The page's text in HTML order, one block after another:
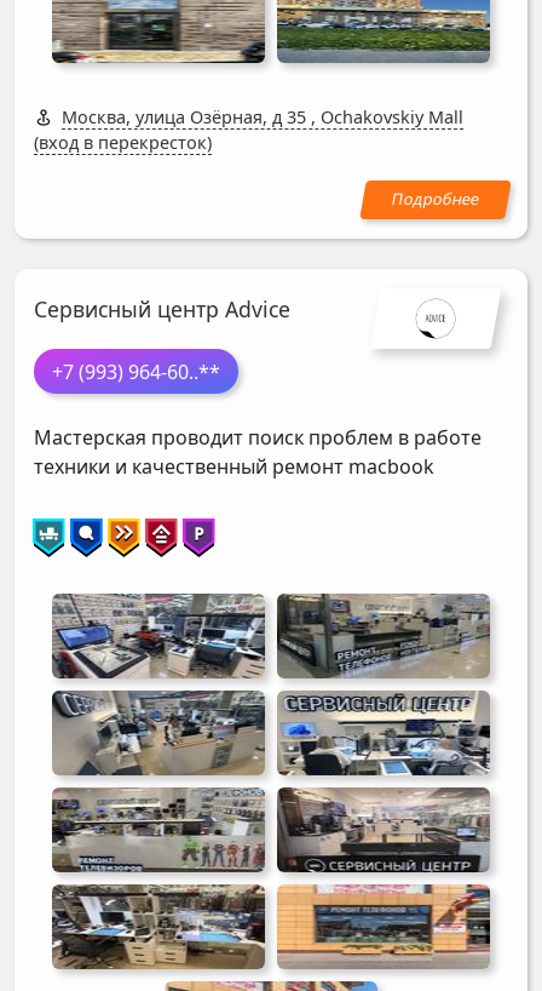
Москва, улица Озёрная, д 35 , Ochakovskiy Mall
(вход в перекресток)
Сервисный центр Advice
+7 (993) 964-60..**
Мастерская проводит поиск проблем в работе
техники и качественный ремонт macbook